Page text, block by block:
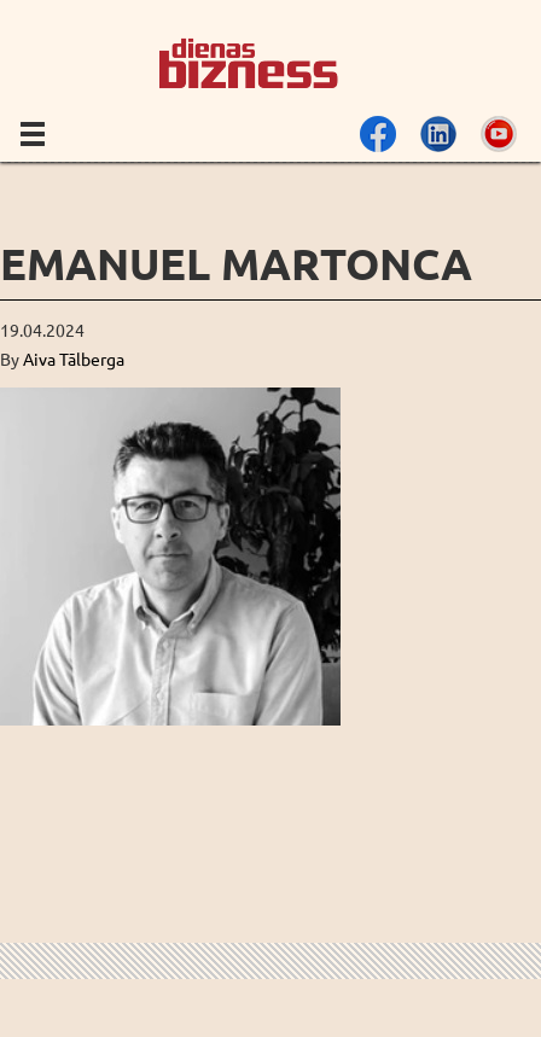
EMANUEL MARTONCA
19.04.2024
ByAiva Tālberga